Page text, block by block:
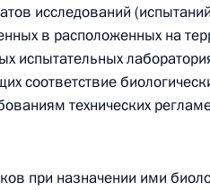
г. № 266-ФЗ
6 Закона Российской
исследований
в расположенных на
испытательных
соответствие
технических
при назначении ими